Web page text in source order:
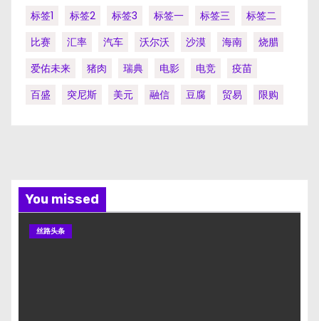
标签1
标签2 标签3 标签一 标签三
标签二
比赛
汇率 汽车 沃尔沃 沙漠 海南
烧腊
爱佑未来
猪肉 瑞典 电影 电竞
疫苗
百盛
突尼斯 美元 融信 豆腐 贸易 限购
You missed
丝路头条